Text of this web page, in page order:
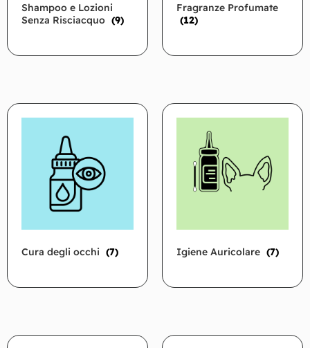
Shampoo e Lozioni
Senza Risciacquo (9)
Fragranze Profumate
(12)
Cura degli occhi (7) Igiene Auricolare (7)